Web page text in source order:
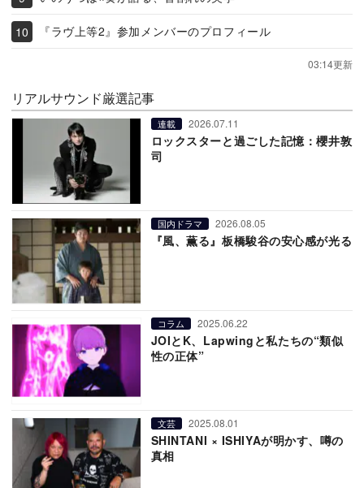
『ラヴ上等2』参加メンバーのプロフィール
03:14更新
リアルサウンド厳選記事
連載 2026.07.11
ロックスターと過ごした記憶：櫻井敦
司
国内ドラマ 2026.08.05
『風、薫る』板橋駿谷の安心感が光る
コラム 2025.06.22
JOIとK、Lapwingと私たちの“類似
性の正体”
文芸 2025.08.01
SHINTANI × ISHIYAが明かす、噂の
真相